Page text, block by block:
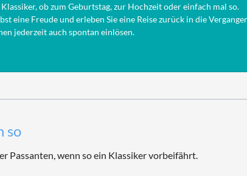
ob zum Geburtstag, zur Hochzeit oder einfach mal so.
eine Freude und erleben Sie eine Reise zurück in die
jederzeit auch spontan einlösen.
so
Passanten, wenn so ein Klassiker vorbeifährt.